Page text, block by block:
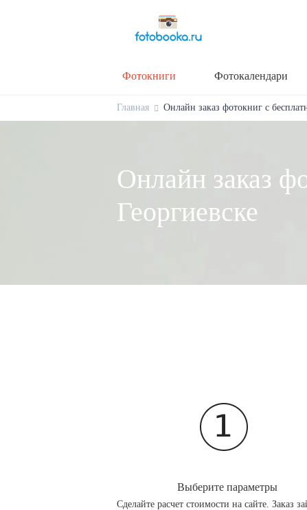
Фотокниги Фотокалендари
Главная Онлайн заказ фотокниг с
Онлайн заказ
Георгиевске
Выберите параметры
Сделайте расчет стоимости на сайте. Заказ